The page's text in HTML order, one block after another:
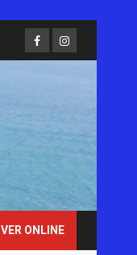
FacebookInstagram
VER ONLINE